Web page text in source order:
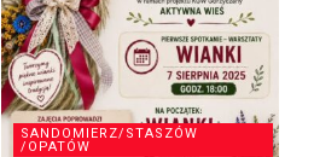
SANDOMIERZ/STASZÓW
/OPATÓW